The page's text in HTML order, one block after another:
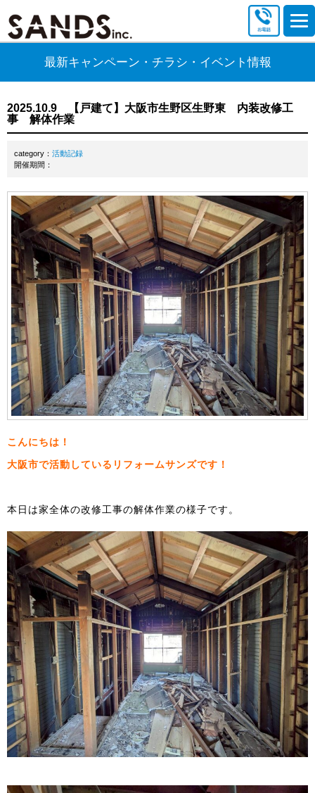
最新キャンペーン・チラシ・イベント情報
2025.10.9 【戸建て】大阪市生野区生野東 内装改修工
事 解体作業
category： 活動記録
開催期間：
こんにちは！
大阪市で活動しているリフォームサンズです！
本日は家全体の改修工事の解体作業の様子です。